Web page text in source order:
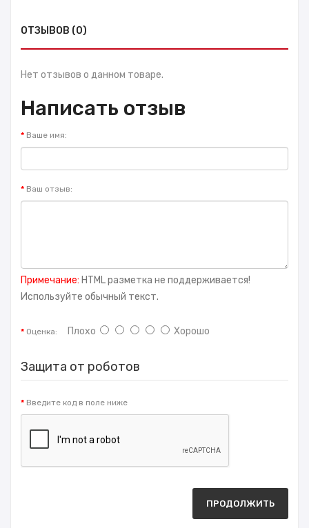
ОТЗЫВОВ (0)
Нет отзывов о данном товаре.
Написать отзыв
Ваше имя:
Ваш отзыв:
Примечание: HTML разметка не поддерживается!
Используйте обычный текст.
Оценка: Плохо Хорошо
Защита от роботов
Введите код в поле ниже
ПРОДОЛЖИТЬ